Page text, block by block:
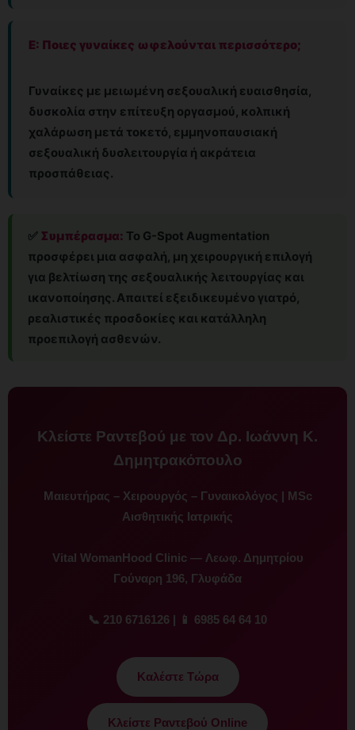
Ε: Ποιες γυναίκες ωφελούνται περισσότερο;
Γυναίκες με μειωμένη σεξουαλική ευαισθησία,
δυσκολία στην επίτευξη οργασμού, κολπική
χαλάρωση μετά τοκετό, εμμηνοπαυσιακή
σεξουαλική δυσλειτουργία ή ακράτεια
προσπάθειας.
✅ Συμπέρασμα: Το G-Spot Augmentation
προσφέρει μια ασφαλή, μη χειρουργική επιλογή
για βελτίωση της σεξουαλικής λειτουργίας και
ικανοποίησης. Απαιτεί εξειδικευμένο γιατρό,
ρεαλιστικές προσδοκίες και κατάλληλη
προεπιλογή ασθενών.
Κλείστε Ραντεβού με τον Δρ. Ιωάννη Κ.
Δημητρακόπουλο
Μαιευτήρας – Χειρουργός – Γυναικολόγος | MSc
Αισθητικής Ιατρικής
Vital WomanHood Clinic — Λεωφ. Δημητρίου
Γούναρη 196, Γλυφάδα
📞 210 6716126 | 📱 6985 64 64 10
Καλέστε Τώρα
Κλείστε Ραντεβού Online